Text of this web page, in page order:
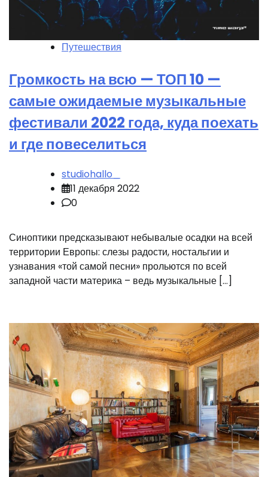
Путешествия
Громкость на всю — ТОП 10 —
самые ожидаемые музыкальные
фестивали 2022 года, куда поехать
и где повеселиться
studiohallo_
11 декабря 2022
0
Синоптики предсказывают небывалые осадки на всей
территории Европы: слезы радости, ностальгии и
узнавания «той самой песни» прольются по всей
западной части материка – ведь музыкальные […]